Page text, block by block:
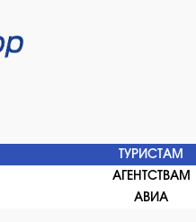
ТУРИСТАМ
АГЕНТСТВАМ
АВИА